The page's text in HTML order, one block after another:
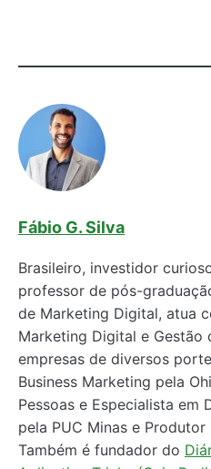
Fábio G. Silva
Brasileiro, investidor
professor de pós-
de Marketing Digital, atua
Marketing Digital e Gestão
empresas de diversos
Business Marketing pela
Pessoas e Especialista em
pela PUC Minas e
Também é fundador do